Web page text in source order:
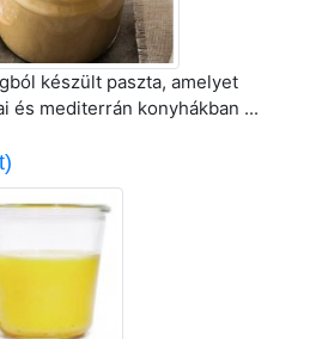
készült paszta, amelyet
és mediterrán konyhákban ...